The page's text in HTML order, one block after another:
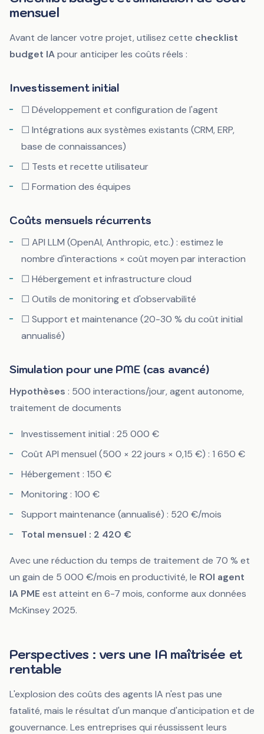
mensuel
Avant de lancer votre projet, utilisez cette checklist
budget IApour anticiper les coûts réels :
Investissement initial
☐ Développement et configuration de l'agent
☐ Intégrations aux systèmes existants (CRM, ERP,
base de connaissances)
☐ Tests et recette utilisateur
☐ Formation des équipes
Coûts mensuels récurrents
☐ API LLM (OpenAI, Anthropic, etc.) : estimez le
nombre d'interactions × coût moyen par interaction
☐ Hébergement et infrastructure cloud
☐ Outils de monitoring et d'observabilité
☐ Support et maintenance (20-30 % du coût initial
annualisé)
Simulation pour une PME (cas avancé)
Hypothèses : 500 interactions/jour, agent autonome,
traitement de documents
Investissement initial : 25 000 €
Coût API mensuel (500 × 22 jours × 0,15 €) : 1 650 €
Hébergement : 150 €
Monitoring : 100 €
Support maintenance (annualisé) : 520 €/mois
Total mensuel : 2 420 €
Avec une réduction du temps de traitement de 70 % et
un gain de 5 000 €/mois en productivité, le ROI agent
IA PME est atteint en 6-7 mois, conforme aux données
McKinsey 2025.
Perspectives : vers une IA maîtrisée et
rentable
L'explosion des coûts des agents IA n'est pas une
fatalité, mais le résultat d'un manque d'anticipation et de
gouvernance. Les entreprises qui réussissent leurs